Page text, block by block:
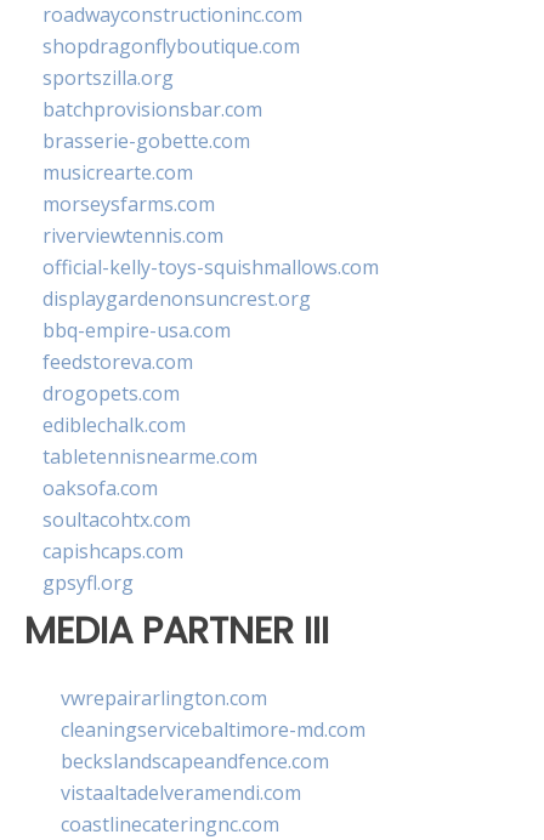
roadwayconstructioninc.com
shopdragonflyboutique.com
sportszilla.org
batchprovisionsbar.com
brasserie-gobette.com
musicrearte.com
morseysfarms.com
riverviewtennis.com
official-kelly-toys-squishmallows.com
displaygardenonsuncrest.org
bbq-empire-usa.com
feedstoreva.com
drogopets.com
ediblechalk.com
tabletennisnearme.com
oaksofa.com
soultacohtx.com
capishcaps.com
gpsyfl.org
MEDIA PARTNER III
vwrepairarlington.com
cleaningservicebaltimore-md.com
beckslandscapeandfence.com
vistaaltadelveramendi.com
coastlinecateringnc.com